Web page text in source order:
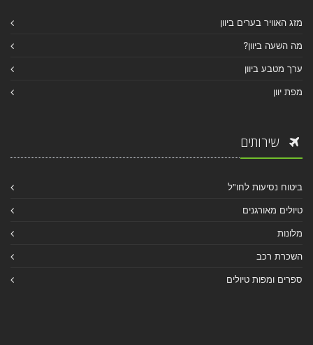
מזג האוויר בערים ביוון
מה השעה ביוון?
ערך מטבע ביוון
מפת יוון
שירותים
ביטוח נסיעות לחו"ל
טיולים מאורגנים
מלונות
השכרת רכב
ספרים ומפות טיולים